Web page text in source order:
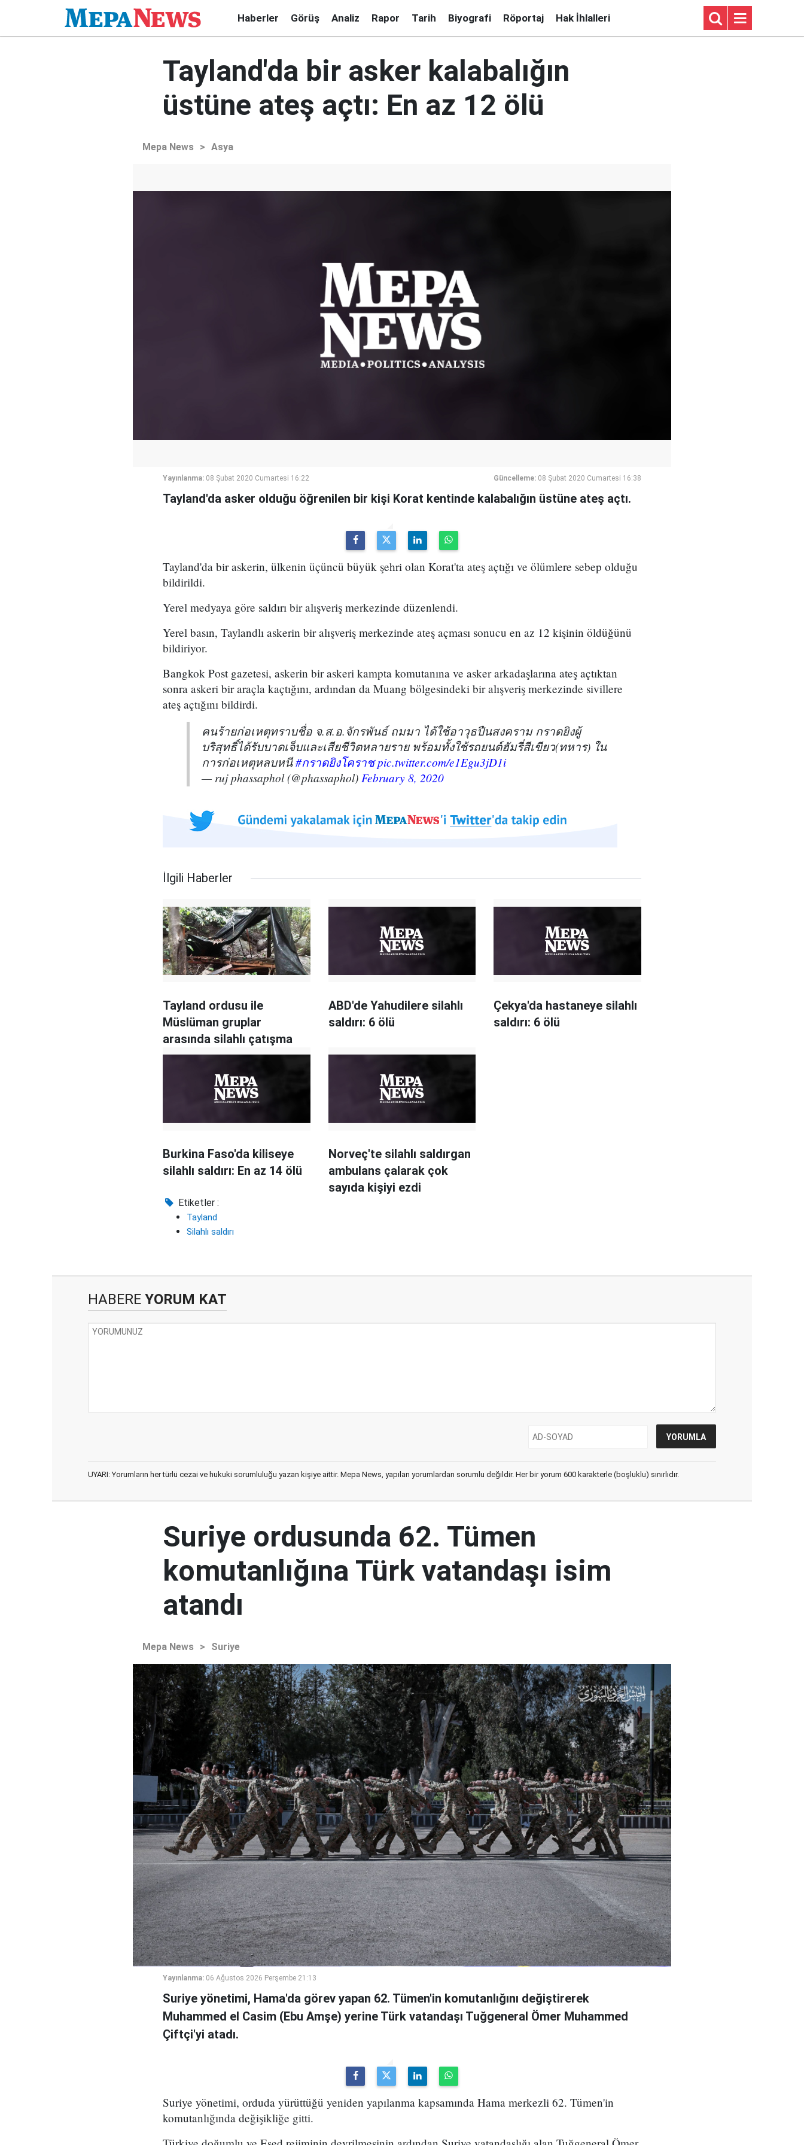
Haberler Görüş Analiz Rapor Tarih Biyografi Röportaj Hak İhlalleri
Tayland'da bir asker kalabalığın
üstüne ateş açtı: En az 12 ölü
Mepa News > Asya
Yayınlanma: 08 Şubat 2020 Cumartesi 16:22 Güncelleme: 08 Şubat 2020 Cumartesi 16:38
Tayland'da asker olduğu öğrenilen bir kişi Korat kentinde kalabalığın üstüne ateş açtı.
Tayland'da bir askerin, ülkenin üçüncü büyük şehri olan Korat'ta ateş açtığı ve ölümlere sebep olduğu
bildirildi.
Yerel medyaya göre saldırı bir alışveriş merkezinde düzenlendi.
Yerel basın, Taylandlı askerin bir alışveriş merkezinde ateş açması sonucu en az 12 kişinin öldüğünü
bildiriyor.
Bangkok Post gazetesi, askerin bir askeri kampta komutanına ve asker arkadaşlarına ateş açtıktan
sonra askeri bir araçla kaçtığını, ardından da Muang bölgesindeki bir alışveriş merkezinde sivillere
ateş açtığını bildirdi.
คนร้ายก่อเหตุทราบชื่อ จ.ส.อ.จักรพันธ์ ถมมา ได้ใช้อาวุธปืนสงคราม กราดยิงผู้
บริสุทธิ์ได้รับบาดเจ็บและเสียชีวิตหลายราย พร้อมทั้งใช้รถยนต์ฮัมรี่สีเขียว(ทหาร) ใน
การก่อเหตุหลบหนี#กราดยิงโคราชpic.twitter.com/e1Egu3jD1i
— ruj phassaphol (@phassaphol)February 8, 2020
İlgili Haberler
Tayland ordusu ile
Müslüman gruplar
arasında silahlı çatışma
ABD'de Yahudilere silahlı
saldırı: 6 ölü
Çekya'da hastaneye silahlı
saldırı: 6 ölü
Burkina Faso'da kiliseye
silahlı saldırı: En az 14 ölü
Norveç'te silahlı saldırgan
ambulans çalarak çok
sayıda kişiyi ezdi
Etiketler :
Tayland
Silahlı saldırı
HABERE YORUM KAT
UYARI: Yorumların her türlü cezai ve hukuki sorumluluğu yazan kişiye aittir. Mepa News, yapılan yorumlardan sorumlu değildir. Her bir yorum 600 karakterle (boşluklu) sınırlıdır.
Suriye ordusunda 62. Tümen
komutanlığına Türk vatandaşı isim
atandı
Mepa News > Suriye
Yayınlanma: 06 Ağustos 2026 Perşembe 21:13
Suriye yönetimi, Hama'da görev yapan 62. Tümen'in komutanlığını değiştirerek
Muhammed el Casim (Ebu Amşe) yerine Türk vatandaşı Tuğgeneral Ömer Muhammed
Çiftçi'yi atadı.
Suriye yönetimi, orduda yürüttüğü yeniden yapılanma kapsamında Hama merkezli 62. Tümen'in
komutanlığında değişikliğe gitti.